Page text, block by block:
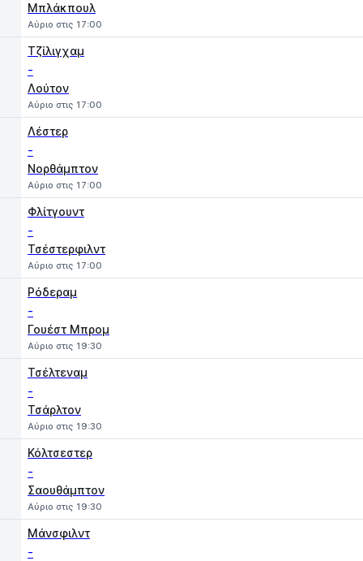
Μπλάκπουλ
Αύριο στις 17:00
Τζίλιγχαμ
-
Λούτον
Αύριο στις 17:00
Λέστερ
-
Νορθάμπτον
Αύριο στις 17:00
Φλίτγουντ
-
Τσέστερφιλντ
Αύριο στις 17:00
Ρόδεραμ
-
Γουέστ Μπρομ
Αύριο στις 19:30
Τσέλτεναμ
-
Τσάρλτον
Αύριο στις 19:30
Κόλτσεστερ
-
Σαουθάμπτον
Αύριο στις 19:30
Μάνσφιλντ
-